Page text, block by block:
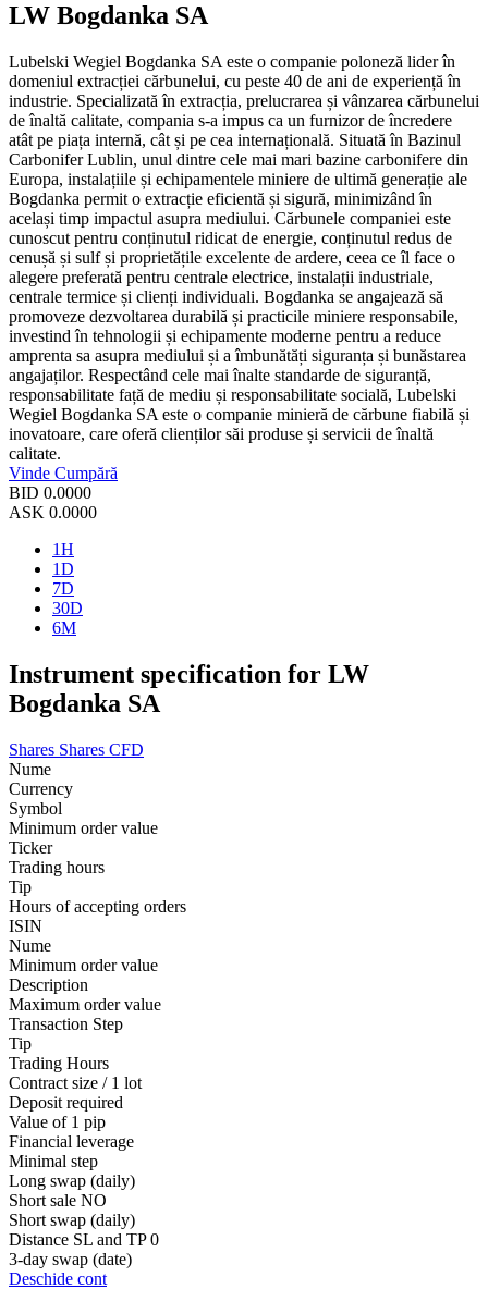
LW Bogdanka SA
Lubelski Wegiel Bogdanka SA este o companie poloneză lider în
domeniul extracției cărbunelui, cu peste 40 de ani de experiență în
industrie. Specializată în extracția, prelucrarea și vânzarea cărbunelui
de înaltă calitate, compania s-a impus ca un furnizor de încredere
atât pe piața internă, cât și pe cea internațională. Situată în Bazinul
Carbonifer Lublin, unul dintre cele mai mari bazine carbonifere din
Europa, instalațiile și echipamentele miniere de ultimă generație ale
Bogdanka permit o extracție eficientă și sigură, minimizând în
același timp impactul asupra mediului. Cărbunele companiei este
cunoscut pentru conținutul ridicat de energie, conținutul redus de
cenușă și sulf și proprietățile excelente de ardere, ceea ce îl face o
alegere preferată pentru centrale electrice, instalații industriale,
centrale termice și clienți individuali. Bogdanka se angajează să
promoveze dezvoltarea durabilă și practicile miniere responsabile,
investind în tehnologii și echipamente moderne pentru a reduce
amprenta sa asupra mediului și a îmbunătăți siguranța și bunăstarea
angajaților. Respectând cele mai înalte standarde de siguranță,
responsabilitate față de mediu și responsabilitate socială, Lubelski
Wegiel Bogdanka SA este o companie minieră de cărbune fiabilă și
inovatoare, care oferă clienților săi produse și servicii de înaltă
calitate.
Vinde Cumpără
BID 0.0000
ASK 0.0000
1H
1D
7D
30D
6M
Instrument specification for LW
Bogdanka SA
Shares Shares CFD
Nume
Currency
Symbol
Minimum order value
Ticker
Trading hours
Tip
Hours of accepting orders
ISIN
Nume
Minimum order value
Description
Maximum order value
Transaction Step
Tip
Trading Hours
Contract size / 1 lot
Deposit required
Value of 1 pip
Financial leverage
Minimal step
Long swap (daily)
Short sale NO
Short swap (daily)
Distance SL and TP 0
3-day swap (date)
Deschide cont